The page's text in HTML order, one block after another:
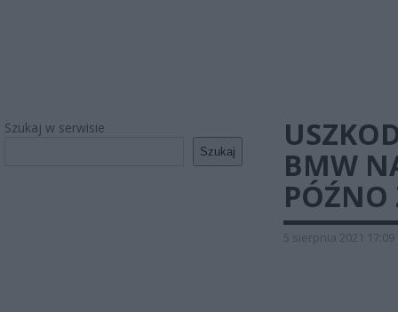
Szukaj w serwisie
Szukaj
BMW
PÓŹNO
5 sierpnia 2021 17:09